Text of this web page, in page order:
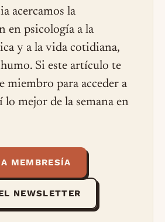
acercamos la
en psicología a la
y a la vida cotidiana,
Si este artículo te
miembro para acceder a
mejor de la semana en
MEMBRESÍA
NEWSLETTER